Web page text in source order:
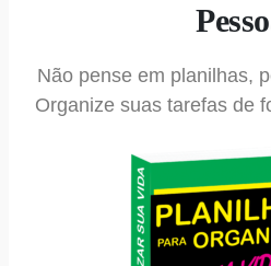
Não pense em planilhas,
Organize suas tarefas de